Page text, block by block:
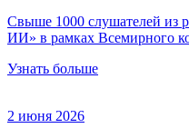
Свыше 1000 слушателей из
ИИ» в рамках Всемирного
Узнать больше
2 июня 2026